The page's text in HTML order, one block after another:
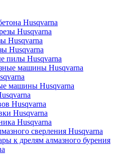
Husqvarna
Husqvarna
Husqvarna
Husqvarna
пилы Husqvarna
машины Husqvarna
машины Husqvarna
Husqvarna
Husqvarna
Husqvarna
сверления Husqvarna
к дрелям алмазного бурения